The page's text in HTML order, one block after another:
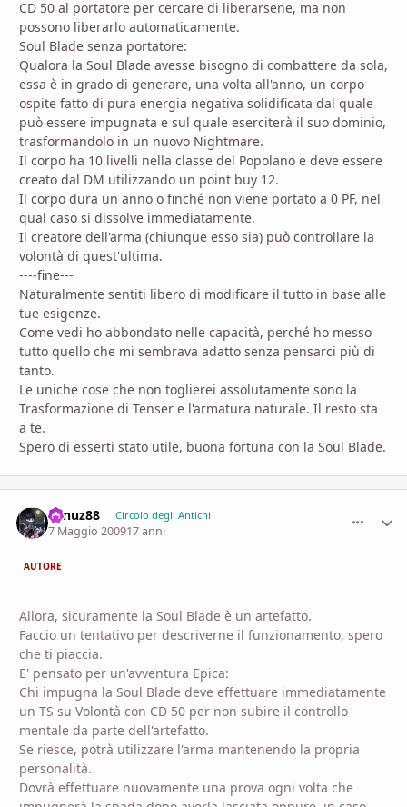
CD 50 al portatore per cercare di liberarsene, ma non
possono liberarlo automaticamente.
Soul Blade senza portatore:
Qualora la Soul Blade avesse bisogno di combattere da sola,
essa è in grado di generare, una volta all'anno, un corpo
ospite fatto di pura energia negativa solidificata dal quale
può essere impugnata e sul quale eserciterà il suo dominio,
trasformandolo in un nuovo Nightmare.
Il corpo ha 10 livelli nella classe del Popolano e deve essere
creato dal DM utilizzando un point buy 12.
Il corpo dura un anno o finché non viene portato a 0 PF, nel
qual caso si dissolve immediatamente.
Il creatore dell'arma (chiunque esso sia) può controllare la
volontà di quest'ultima.
----fine---
Naturalmente sentiti libero di modificare il tutto in base alle
tue esigenze.
Come vedi ho abbondato nelle capacità, perché ho messo
tutto quello che mi sembrava adatto senza pensarci più di
tanto.
Le uniche cose che non toglierei assolutamente sono la
Trasformazione di Tenser e l'armatura naturale. Il resto sta
a te.
Spero di esserti stato utile, buona fortuna con la Soul Blade.
vanuz88 Circolo degli Antichi
7 Maggio 200917 anni
AUTORE
Allora, sicuramente la Soul Blade è un artefatto.
Faccio un tentativo per descriverne il funzionamento, spero
che ti piaccia.
E' pensato per un'avventura Epica:
Chi impugna la Soul Blade deve effettuare immediatamente
un TS su Volontà con CD 50 per non subire il controllo
mentale da parte dell'artefatto.
Se riesce, potrà utilizzare l'arma mantenendo la propria
personalità.
Dovrà effettuare nuovamente una prova ogni volta che